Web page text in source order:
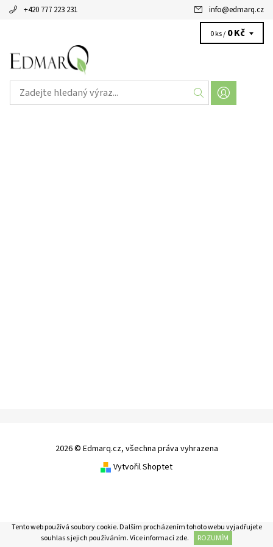
+420 777 223 231 info@edmarq.cz
0 ks / 0 Kč
2026 © Edmarq.cz, všechna práva vyhrazena
Vytvořil Shoptet
Tento web používá soubory cookie. Dalším procházením tohoto webu vyjadřujete
souhlas s jejich používáním. Více informacízde. ROZUMÍM